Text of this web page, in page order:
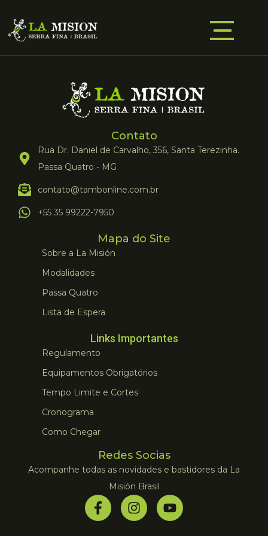
Contato
Rua Dr. Daniel de Carvalho, 356, Santa Terezinha.
Passa Quatro - MG
contato@tambonline.com.br
+55 35 99222-7950
Mapa do Site
Sobre a La Misión
Modalidades
Passa Quatro
Lista de Espera
Links Importantes
Regulamento
Equipamentos Obrigatórios
Tempo Limite e Cortes
Cronograma
Como Chegar
Redes Socias
Acompanhe todas as novidades e bastidores da La
Misión Brasil